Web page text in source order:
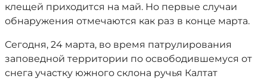
клещей приходится на май. Но первые случаи
обнаружения отмечаются как раз в конце марта.
Сегодня, 24 марта, во время патрулирования
заповедной территории по освободившемуся от
снега участку южного склона ручья Калтат